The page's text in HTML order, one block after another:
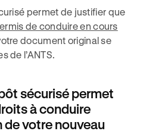
permet de justifier que
de conduire en cours
document original se
de l’ANTS.
sécurisé permet
à conduire
de votre nouveau